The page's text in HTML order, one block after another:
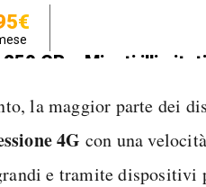
GB e Minuti illimitati
la maggior parte dei
4G con una
e tramite dispositivi